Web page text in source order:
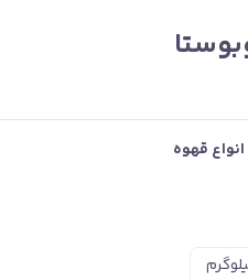
انواع قهوه